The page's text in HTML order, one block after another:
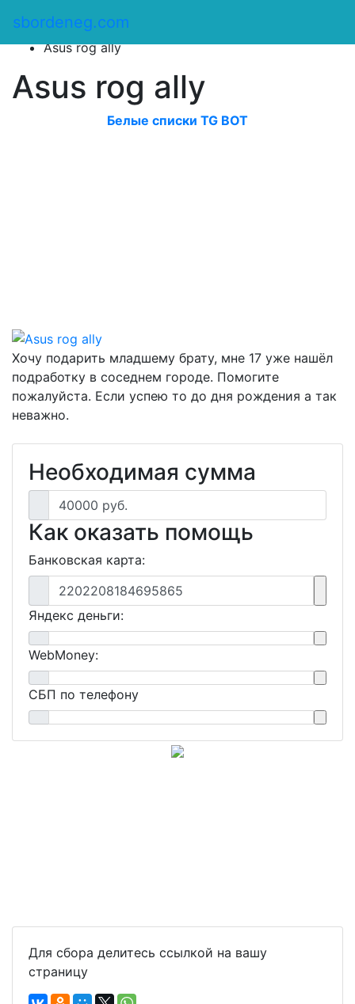
sbordeneg.com
Оказать помощь
Asus rog ally
Asus rog ally
Белые списки TG BOT
Хочу подарить младшему брату, мне 17 уже нашёл
подработку в соседнем городе. Помогите
пожалуйста. Если успею то до дня рождения а так
неважно.
Необходимая сумма
40000 руб.
Как оказать помощь
Банковская карта:
2202208184695865
Яндекс деньги:
WebMoney:
СБП по телефону
Для сбора делитесь ссылкой на вашу
страницу